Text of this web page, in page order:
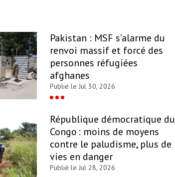
Pakistan : MSF s’alarme du
renvoi massif et forcé des
personnes réfugiées
afghanes
Publié le Jul 30, 2026
République démocratique du
Congo : moins de moyens
contre le paludisme, plus de
vies en danger
Publié le Jul 28, 2026